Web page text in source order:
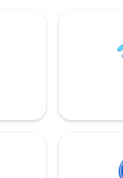
'gezellige' huisje
vierkante meter
ontspannende